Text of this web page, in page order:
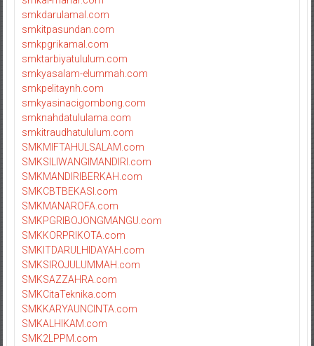
smkdarulamal.com
smkitpasundan.com
smkpgrikamal.com
smktarbiyatululum.com
smkyasalam-elummah.com
smkpelitaynh.com
smkyasinacigombong.com
smknahdatululama.com
smkitraudhatululum.com
SMKMIFTAHULSALAM.com
SMKSILIWANGIMANDIRI.com
SMKMANDIRIBERKAH.com
SMKCBTBEKASI.com
SMKMANAROFA.com
SMKPGRIBOJONGMANGU.com
SMKKORPRIKOTA.com
SMKITDARULHIDAYAH.com
SMKSIROJULUMMAH.com
SMKSAZZAHRA.com
SMKCitaTeknika.com
SMKKARYAUNCINTA.com
SMKALHIKAM.com
SMK2LPPM.com